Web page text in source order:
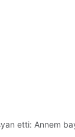
etti: Annem